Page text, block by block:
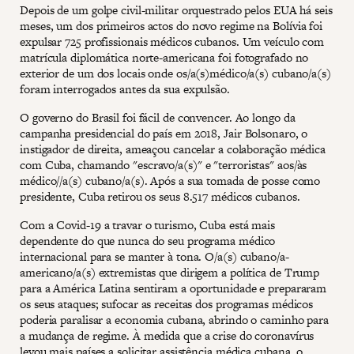
Depois de um golpe civil-militar orquestrado pelos EUA há seis
meses, um dos primeiros actos do novo regime na Bolívia foi
expulsar 725 profissionais médicos cubanos. Um veículo com
matrícula diplomática norte-americana foi fotografado no
exterior de um dos locais onde os/a(s)médico/a(s) cubano/a(s)
foram interrogados antes da sua expulsão.
O governo do Brasil foi fácil de convencer. Ao longo da
campanha presidencial do país em 2018, Jair Bolsonaro, o
instigador de direita, ameaçou cancelar a colaboração médica
com Cuba, chamando "escravo/a(s)" e "terroristas" aos/às
médico//a(s) cubano/a(s). Após a sua tomada de posse como
presidente, Cuba retirou os seus 8.517 médicos cubanos.
Com a Covid-19 a travar o turismo, Cuba está mais
dependente do que nunca do seu programa médico
internacional para se manter à tona. O/a(s) cubano/a-
americano/a(s) extremistas que dirigem a política de Trump
para a América Latina sentiram a oportunidade e prepararam
os seus ataques; sufocar as receitas dos programas médicos
poderia paralisar a economia cubana, abrindo o caminho para
a mudança de regime. À medida que a crise do coronavírus